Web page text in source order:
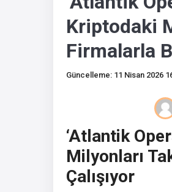
Kriptodaki
Firmalarla
Güncelleme: 11 Nisan 2026
‘Atlantik
Milyonları
Çalışıyor